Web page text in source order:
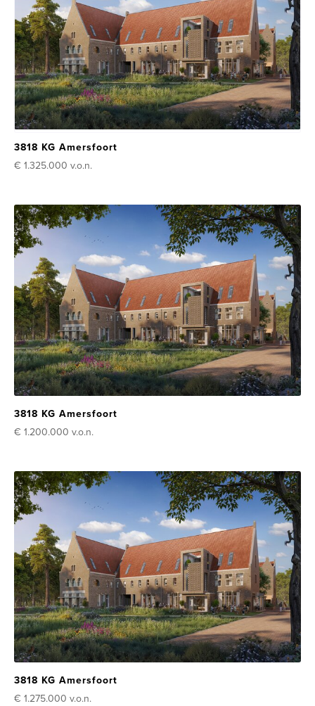
3818 KG Amersfoort
€ 1.325.000 v.o.n.
3818 KG Amersfoort
€ 1.200.000 v.o.n.
3818 KG Amersfoort
€ 1.275.000 v.o.n.